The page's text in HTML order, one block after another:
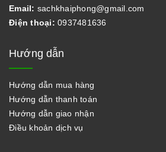
Email: sachkhaiphong@gmail.com
Điện thoại: 0937481636
Hướng dẫn
Hướng dẫn mua hàng
Hướng dẫn thanh toán
Hướng dẫn giao nhận
Điều khoản dịch vụ